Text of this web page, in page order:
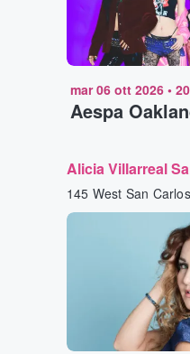
mar 06 ott 2026 •
Aespa
Alicia Villarreal
145 West San